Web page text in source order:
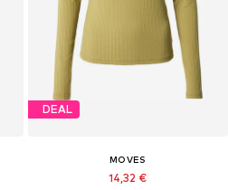
DEAL
MOVES
14,32 €